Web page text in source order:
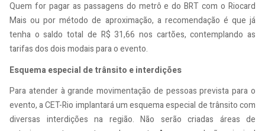
Quem for pagar as passagens do metrô e do BRT com o Riocard
Mais ou por método de aproximação, a recomendação é que já
tenha o saldo total de R$ 31,66 nos cartões, contemplando as
tarifas dos dois modais para o evento.
Esquema especial de trânsito e interdições
Para atender à grande movimentação de pessoas prevista para o
evento, a CET-Rio implantará um esquema especial de trânsito com
diversas interdições na região. Não serão criadas áreas de